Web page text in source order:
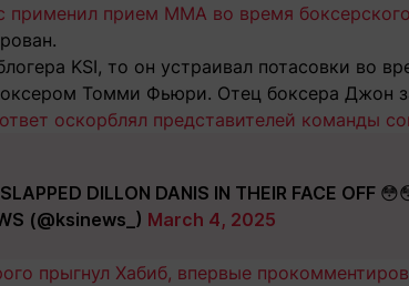
применил прием MMA во время
KSI, то он устраивал потасовки во
Томми Фьюри. Отец боксера Джон
оскорблял представителей команды
DILLON DANIS IN THEIR FACE OFF
(@ksinews_) March 4, 2025
прыгнул Хабиб, впервые